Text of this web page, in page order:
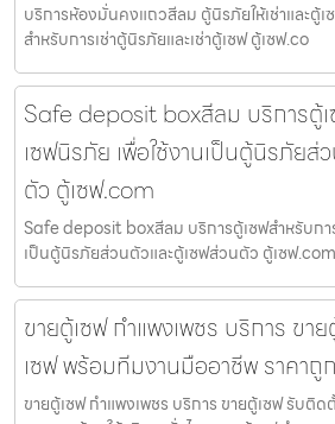
บริการห้องมั่นคงแถวสีลม ตู้นิรภัยให้เช่าและตู้เ
สำหรับการเช่าตู้นิรภัยและเช่าตู้เซฟ ตู้เซฟ.co
Safe deposit boxสีลม บริการตู้เ
เซฟนิรภัย เพื่อใช้งานเป็นตู้นิรภัยส่
ตัว ตู้เซฟ.com
Safe deposit boxสีลม บริการตู้เซฟสำหรับกา
เป็นตู้นิรภัยส่วนตัวและตู้เซฟส่วนตัว ตู้เซฟ
ขายตู้เซฟ กำแพงเพชร บริการ ขา
เซฟ พร้อมทีมงานมืออาชีพ ราคาถูก
ขายตู้เซฟ กำแพงเพชร บริการ ขายตู้เซฟ รับติ